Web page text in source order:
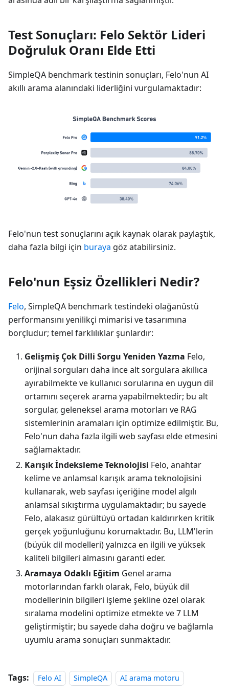
Test Sonuçları: Felo Sektör Lideri
Doğruluk Oranı Elde Etti
SimpleQA benchmark testinin sonuçları, Felo'nun AI
akıllı arama alanındaki liderliğini vurgulamaktadır:
Felo'nun test sonuçlarını açık kaynak olarak paylaştık,
daha fazla bilgi için buraya göz atabilirsiniz.
Felo'nun Eşsiz Özellikleri Nedir?
Felo, SimpleQA benchmark testindeki olağanüstü
performansını yenilikçi mimarisi ve tasarımına
borçludur; temel farklılıklar şunlardır:
Gelişmiş Çok Dilli Sorgu Yeniden Yazma Felo,
orijinal sorguları daha ince alt sorgulara akıllıca
ayırabilmekte ve kullanıcı sorularına en uygun dil
ortamını seçerek arama yapabilmektedir; bu alt
sorgular, geleneksel arama motorları ve RAG
sistemlerinin aramaları için optimize edilmiştir. Bu,
Felo'nun daha fazla ilgili web sayfası elde etmesini
sağlamaktadır.
Karışık İndeksleme Teknolojisi Felo, anahtar
kelime ve anlamsal karışık arama teknolojisini
kullanarak, web sayfası içeriğine model algılı
anlamsal sıkıştırma uygulamaktadır; bu sayede
Felo, alakasız gürültüyü ortadan kaldırırken kritik
gerçek yoğunluğunu korumaktadır. Bu, LLM'lerin
(büyük dil modelleri) yalnızca en ilgili ve yüksek
kaliteli bilgileri almasını garanti eder.
Aramaya Odaklı Eğitim Genel arama
motorlarından farklı olarak, Felo, büyük dil
modellerinin bilgileri işleme şekline özel olarak
sıralama modelini optimize etmekte ve 7 LLM
geliştirmiştir; bu sayede daha doğru ve bağlamla
uyumlu arama sonuçları sunmaktadır.
Tags: Felo AI SimpleQA AI arama motoru